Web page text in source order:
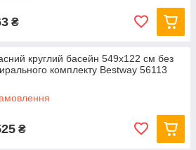
₴
круглий басейн 549x122 см без
комплекту Bestway 56113
₴